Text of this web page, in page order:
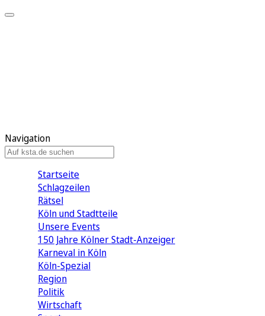
Navigation
Startseite
Schlagzeilen
Rätsel
Köln und Stadtteile
Unsere Events
150 Jahre Kölner Stadt-Anzeiger
Karneval in Köln
Köln-Spezial
Region
Politik
Wirtschaft